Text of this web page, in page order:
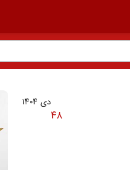
دی ۱۴۰۴
۴۸